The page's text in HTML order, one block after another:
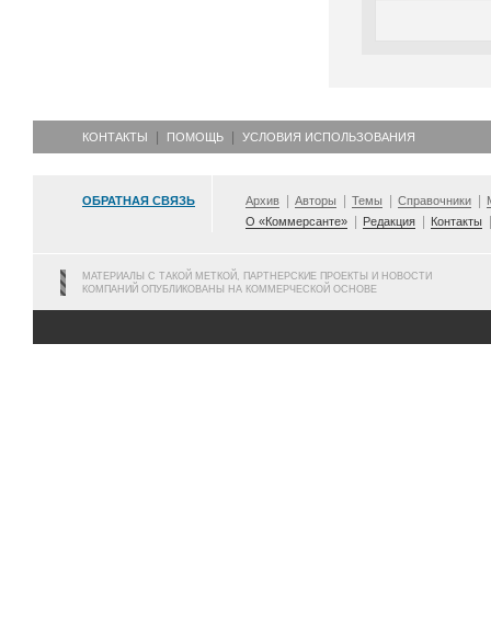
КОНТАКТЫ ПОМОЩЬ УСЛОВИЯ ИСПОЛЬЗОВАНИЯ
ОБРАТНАЯ СВЯЗЬ Архив Авторы Темы Справочники
О «Коммерсанте»
Редакция Контакты
МАТЕРИАЛЫ С ТАКОЙ МЕТКОЙ, ПАРТНЕРСКИЕ ПРОЕКТЫ И НОВОСТИ
КОМПАНИЙ ОПУБЛИКОВАНЫ НА КОММЕРЧЕСКОЙ ОСНОВЕ